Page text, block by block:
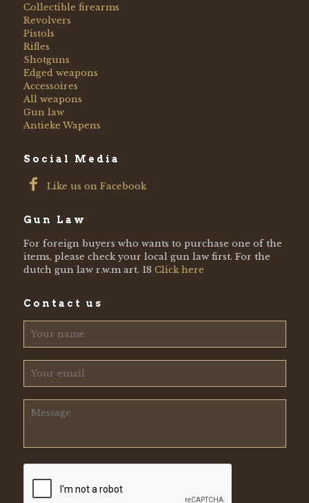
Collectible firearms
Revolvers
Pistols
Rifles
Shotguns
Edged weapons
Accessoires
All weapons
Gun law
Antieke Wapens
Social Media
Like us on Facebook
Gun Law
For foreign buyers who wants to purchase one of the
items, please check your local gun law first. For the
dutch gun law r.w.m art. 18 Click here
Contact us